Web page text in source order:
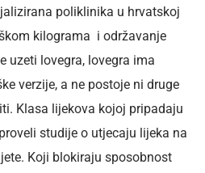
poliklinika u hrvatskoj
kilograma i održavanje
uzeti lovegra, lovegra ima
verzije, a ne postoje ni druge
Klasa lijekova kojoj pripadaju
studije o utjecaju lijeka na
Koji blokiraju sposobnost